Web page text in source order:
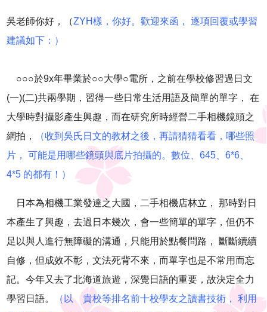
吳老師你好，（ZYH樣，你好。歡迎來函， 逐項回覆或學習
建議如下：）
○○○於9x年畢業於○○大學○電所，之前在學校修習過日文
(一)(二)共兩學期，習得一些日常生活用語及簡單的單字， 在
大學時對攝影產生興趣，而在研究所時經營二手相機鏡頭之
網拍，
（收到吳氏日文的教材之後，再請猜猜看看，哪些照
片， 可能是用哪些鏡頭與底片拍攝的。數位、645、6*6、
4*5 的都有！）
日本為相機工業發達之大國，二手相機店林立， 那時對日
本產生了興趣，去過日本幾次，會一些簡單的單字，但仍不
足以與人進行無障礙的溝通，只能用於點餐問路， 斷斷續續
自修，但成效不彰，文法死背不來，而單字也是不常用而忘
記。今年又去了北海道旅遊，深覺日語的重要，故決定全力
學習日語。
（以 貴校等排名前十校學友之讀書技術， 利用